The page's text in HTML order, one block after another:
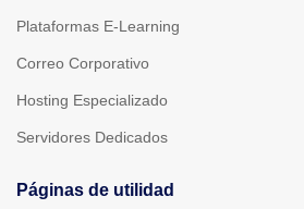
Plataformas E-Learning
Correo Corporativo
Hosting Especializado
Servidores Dedicados
Páginas de utilidad